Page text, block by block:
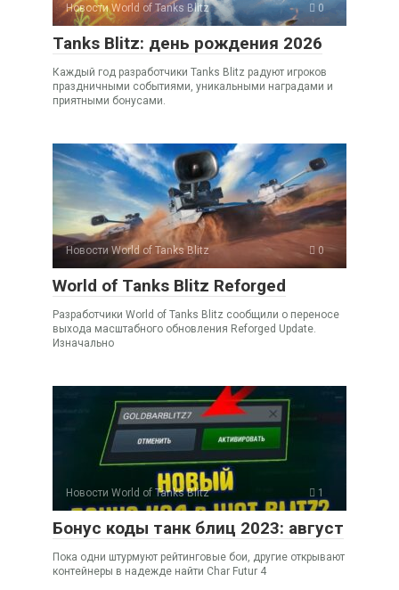
Новости World of Tanks Blitz 0
Tanks Blitz: день рождения 2026
Каждый год разработчики Tanks Blitz радуют игроков
праздничными событиями, уникальными наградами и
приятными бонусами.
Новости World of Tanks Blitz 0
World of Tanks Blitz Reforged
Разработчики World of Tanks Blitz сообщили о переносе
выхода масштабного обновления Reforged Update.
Изначально
Новости World of Tanks Blitz 1
Бонус коды танк блиц 2023: август
Пока одни штурмуют рейтинговые бои, другие открывают
контейнеры в надежде найти Char Futur 4